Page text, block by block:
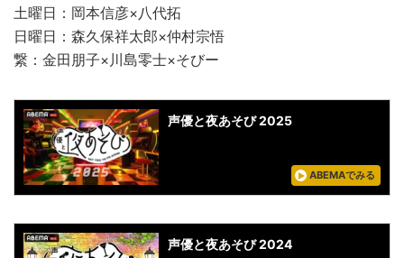
土曜日：岡本信彦×八代拓
日曜日：森久保祥太郎×仲村宗悟
繋：金田朋子×川島零士×そびー
声優と夜あそび 2025
ABEMAでみる
声優と夜あそび 2024